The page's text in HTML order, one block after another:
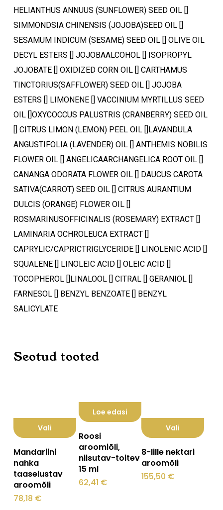
Ostukorvis ei ole tooteid.
Mine poodi
HELIANTHUS ANNUUS (SUNFLOWER) SEED OIL []
SIMMONDSIA CHINENSIS (JOJOBA)SEED OIL []
SESAMUM INDICUM (SESAME) SEED OIL [] OLIVE OIL
DECYL ESTERS [] JOJOBAALCOHOL [] ISOPROPYL
JOJOBATE [] OXIDIZED CORN OIL [] CARTHAMUS
TINCTORIUS(SAFFLOWER) SEED OIL [] JOJOBA
ESTERS [] LIMONENE [] VACCINIUM MYRTILLUS SEED
OIL []OXYCOCCUS PALUSTRIS (CRANBERRY) SEED OIL
[] CITRUS LIMON (LEMON) PEEL OIL []LAVANDULA
ANGUSTIFOLIA (LAVENDER) OIL [] ANTHEMIS NOBILIS
FLOWER OIL [] ANGELICAARCHANGELICA ROOT OIL []
CANANGA ODORATA FLOWER OIL [] DAUCUS CAROTA
SATIVA(CARROT) SEED OIL [] CITRUS AURANTIUM
DULCIS (ORANGE) FLOWER OIL []
ROSMARINUSOFFICINALIS (ROSEMARY) EXTRACT []
LAMINARIA OCHROLEUCA EXTRACT []
CAPRYLIC/CAPRICTRIGLYCERIDE [] LINOLENIC ACID []
SQUALENE [] LINOLEIC ACID [] OLEIC ACID []
TOCOPHEROL []LINALOOL [] CITRAL [] GERANIOL []
FARNESOL [] BENZYL BENZOATE [] BENZYL
SALICYLATE
Seotud tooted
Vali
tootel
on
mitu
varianti.
Mandariini
nahka
taaselustav
aroomõli
78,18 €
Loe edasi
Roosi
aroomiõli,
niisutav-toitev
15 ml
62,41 €
Vali
tootel
on
8-lille nektari
aroomõli
155,50 €